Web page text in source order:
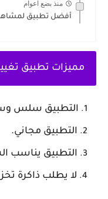
منذ بضع اعوام
أفضل تطبيق لمشاهدة
مميزات تطبيق
التطبيق سلس
التطبيق مجاني.
التطبيق يناسب
لا يطلب ذاكرة